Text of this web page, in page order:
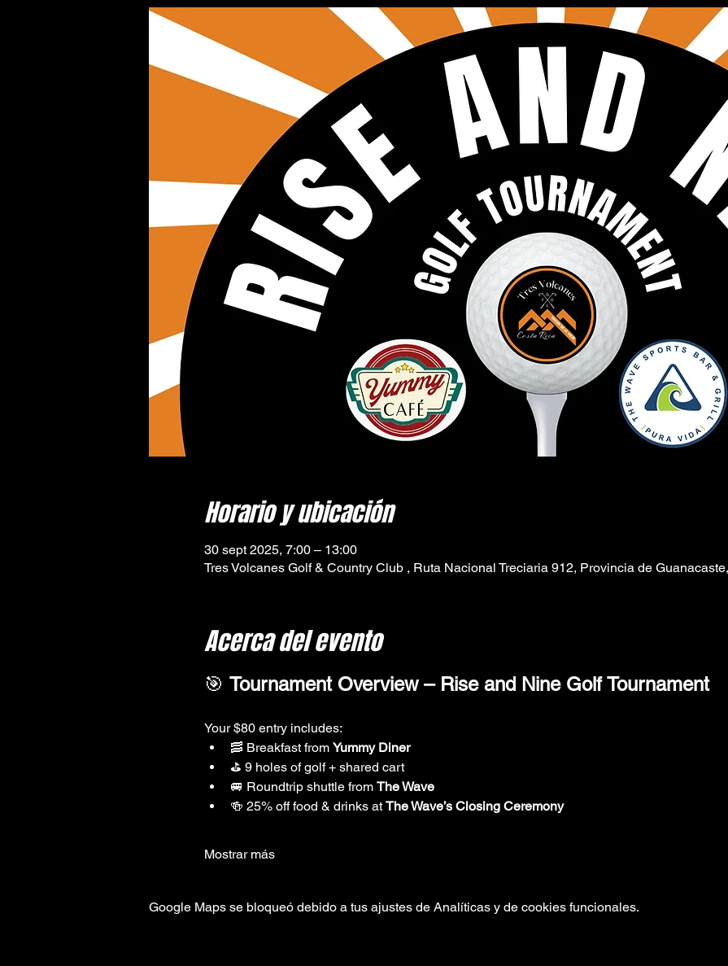
Horario y ubicación
30 sept 2025, 7:00 – 13:00
Tres Volcanes Golf & Country Club , Ruta Nacional Treciaria 912, Provincia de
Acerca del evento
🎯 Tournament Overview – Rise and Nine Golf Tournament
Your $80 entry includes:
🥓 Breakfast from Yummy Diner
⛳️ 9 holes of golf + shared cart
🚐 Roundtrip shuttle from The Wave
🍻 25% off food & drinks at The Wave’s Closing Ceremony
Mostrar más
Google Maps se bloqueó debido a tus ajustes de Analíticas y de cookies funcionales.